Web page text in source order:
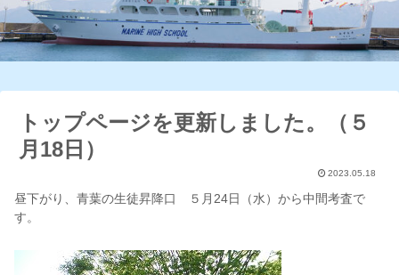
トップページを更新しました。（５
月18日）
2023.05.18
昼下がり、青葉の生徒昇降口 ５月24日（水）から中間考査で
す。